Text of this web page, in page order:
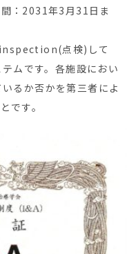
：2031年3月31日ま
点検)して
ムです。各施設におい
るか否かを第三者によ
です。